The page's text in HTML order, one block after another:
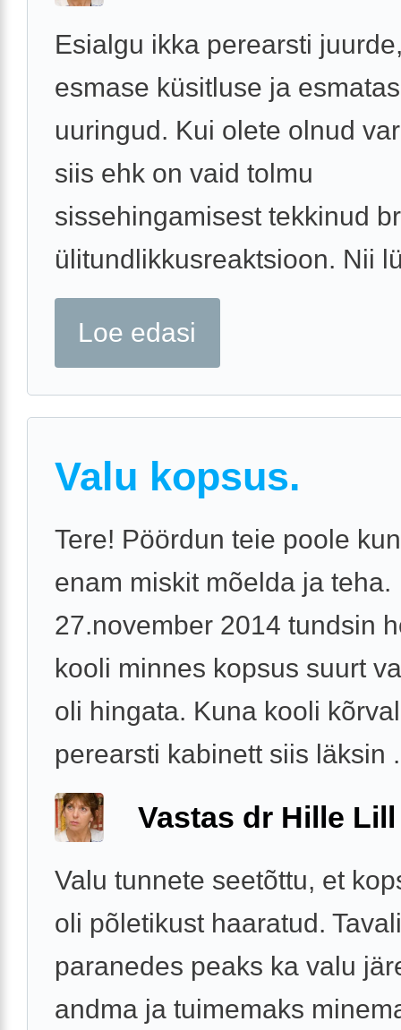
Esialgu ikka perearsti
esmase küsitluse ja
uuringud. Kui olete olnud
siis ehk on vaid tolmu
sissehingamisest tekkinud
ülitundlikkusreaktsioon. Nii
Loe edasi
Valu kopsus.
Tere! Pöördun teie poole
enam miskit mõelda ja teha.
27.november 2014 tundsin
kooli minnes kopsus suurt
oli hingata. Kuna kooli
perearsti kabinett siis läksin
Vastas dr Hille Lill
Valu tunnete seetõttu, et
oli põletikust haaratud.
paranedes peaks ka valu
andma ja tuimemaks